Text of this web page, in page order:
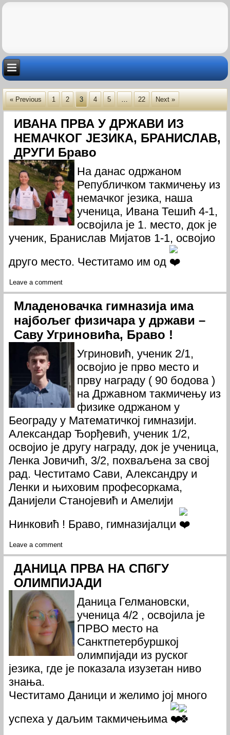
« Previous 1 2 3 4 5 … 22 Next »
ИВАНА ПРВА У ДРЖАВИ ИЗ
НЕМАЧКОГ ЈЕЗИКА, БРАНИСЛАВ,
ДРУГИ Браво
На данас одржаном
Републичком такмичењу из
немачког језика, наша
ученица, Ивана Тешић 4-1,
освојила је 1. место, док је
ученик, Бранислав Мијатов 1-1, освојио
друго место. Честитамо им од
Leave a comment
Младеновачка гимназија има
најбољег физичара у држави –
Саву Угриновића, Браво !
Угриновић, ученик 2/1,
освојио је прво место и
прву награду ( 90 бодова )
на Државном такмичењу из
физике одржаном у
Београду у Математичкој гимназији.
Александар Ђорђевић, ученик 1/2,
освојио је другу награду, док је ученица,
Ленка Јовичић, 3/2, похваљена за свој
рад. Честитамо Сави, Александру и
Ленки и њиховим професоркама,
Данијели Станојевић и Амелији
Нинковић ! Браво, гимназијалци
Leave a comment
ДАНИЦА ПРВА НА СПбГУ
ОЛИМПИЈАДИ
Даница Гелмановски,
ученица 4/2 , освојила је
ПРВО место на
Санктпетербуршкој
олимпијади из руског
језика, где је показала изузетан ниво
знања.
Честитамо Даници и желимо јој много
успеха у даљим такмичењима